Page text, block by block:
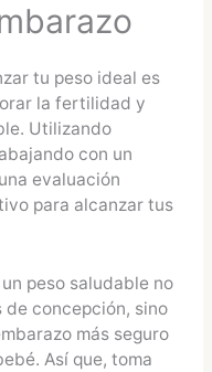
tu peso ideal es
la fertilidad y
Utilizando
con un
evaluación
para alcanzar tus
peso saludable no
concepción, sino
más seguro
Así que, toma